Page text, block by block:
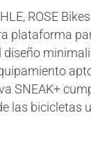
ROSE
plataforma
diseño
SNEAK+
las bicicletas